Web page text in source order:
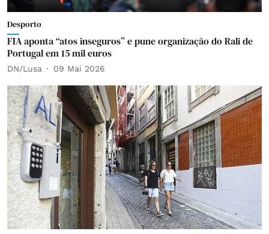
Desporto
FIA aponta “atos inseguros” e pune organização do Rali de
Portugal em 15 mil euros
DN/Lusa 09 Mai 2026